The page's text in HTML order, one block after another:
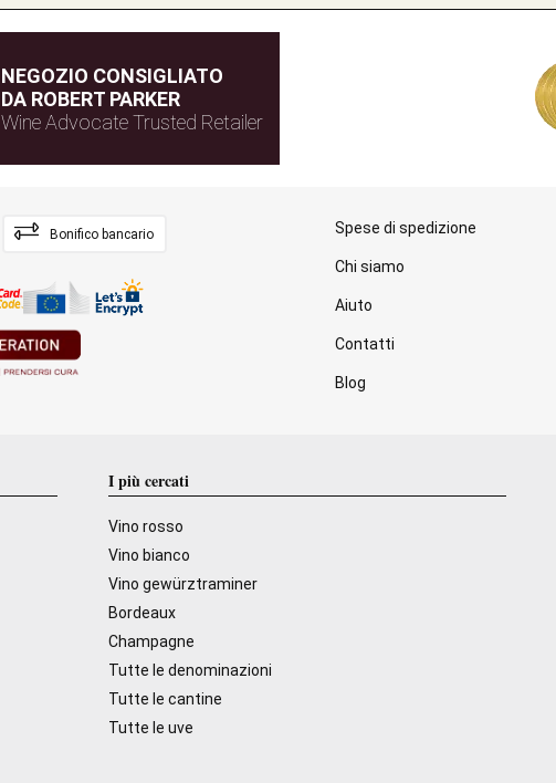
NEGOZIO CONSIGLIATO
DA ROBERT PARKER
Wine Advocate Trusted Retailer
Bonifico bancario Spese di spedizione
Chi siamo
Aiuto
Contatti
Blog
I più cercati
Vino rosso
Vino bianco
Vino gewürztraminer
Bordeaux
Champagne
Tutte le denominazioni
Tutte le cantine
Tutte le uve